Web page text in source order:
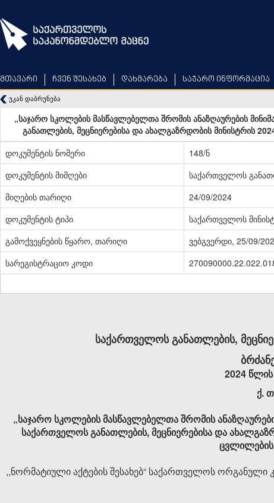
მთავარი ჩვენ შესახებ დახმარება საჯარო ინფორმაცია
უკან დაბრუნება
„საჯარო სკოლების მასწავლებელთა შრომის ანაზღაურების
განათლების, მეცნიერებისა და ახალგაზრდობის მინისტრის
დოკუმენტის ნომერი
148/ნ
დოკუმენტის მიმღები
საქართველოს
მიღების თარიღი
24/09/2024
დოკუმენტის ტიპი
საქართველოს
გამოქვეყნების წყარო, თარიღი
ვებგვერდი, 25/09/
სარეგისტრაციო კოდი
საქართველოს განათლების,
2024 წლის
ქ.
„საჯარო სკოლების მასწავლებელთა შრომის
საქართველოს განათლების, მეცნიერებისა და
ცვლილების
,,ნორმატიული აქტების შესახებ“ საქართველოს ორგანული